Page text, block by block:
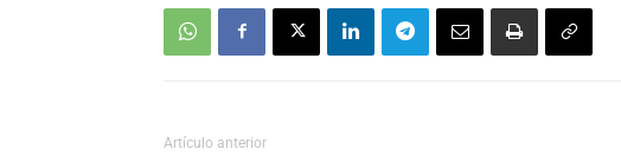
Artículo anterior